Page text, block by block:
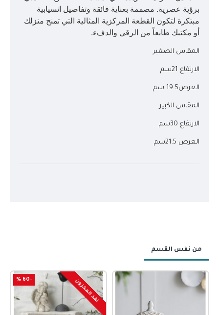
برؤية عصرية. مصممة بعناية فائقة وتفاصيل انسيابية
مبتكرة لتكون القطعة المركزية المثالية التي تمنح منزلك
أو مكتبك طابعاً من الرقي والدفء.
المقاس الصغير
الارتفاع 21سم
العرض19.5 سم
المقاس الكبير
الارتفاع 30سم
العرض 21.5سم
من نفس القسم
-60 % نفذ المخزون